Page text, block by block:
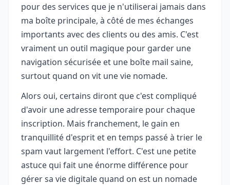
pour des services que je n'utiliserai jamais dans
ma boîte principale, à côté de mes échanges
importants avec des clients ou des amis. C'est
vraiment un outil magique pour garder une
navigation sécurisée et une boîte mail saine,
surtout quand on vit une vie nomade.
Alors oui, certains diront que c'est compliqué
d'avoir une adresse temporaire pour chaque
inscription. Mais franchement, le gain en
tranquillité d'esprit et en temps passé à trier le
spam vaut largement l'effort. C'est une petite
astuce qui fait une énorme différence pour
gérer sa vie digitale quand on est un nomade